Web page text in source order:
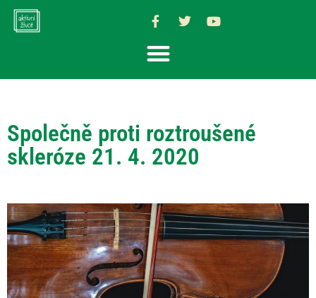
Společně proti roztroušené
skleróze 21. 4. 2020